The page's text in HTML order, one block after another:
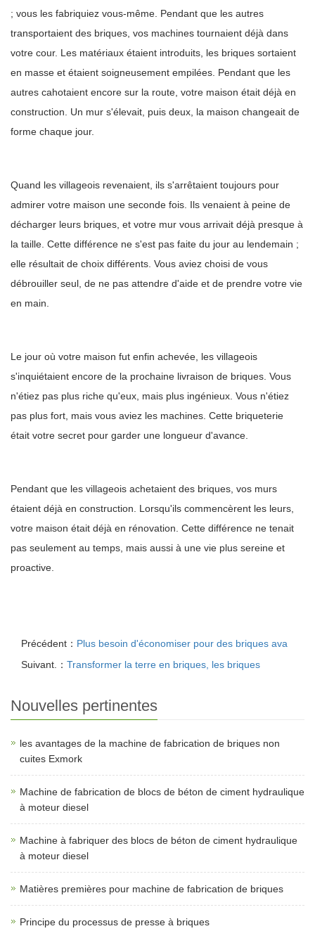
; vous les fabriquiez vous-même. Pendant que les autres
transportaient des briques, vos machines tournaient déjà dans
votre cour. Les matériaux étaient introduits, les briques sortaient
en masse et étaient soigneusement empilées. Pendant que les
autres cahotaient encore sur la route, votre maison était déjà en
construction. Un mur s'élevait, puis deux, la maison changeait de
forme chaque jour.
Quand les villageois revenaient, ils s'arrêtaient toujours pour
admirer votre maison une seconde fois. Ils venaient à peine de
décharger leurs briques, et votre mur vous arrivait déjà presque à
la taille. Cette différence ne s'est pas faite du jour au lendemain ;
elle résultait de choix différents. Vous aviez choisi de vous
débrouiller seul, de ne pas attendre d'aide et de prendre votre vie
en main.
Le jour où votre maison fut enfin achevée, les villageois
s'inquiétaient encore de la prochaine livraison de briques. Vous
n'étiez pas plus riche qu'eux, mais plus ingénieux. Vous n'étiez
pas plus fort, mais vous aviez les machines. Cette briqueterie
était votre secret pour garder une longueur d'avance.
Pendant que les villageois achetaient des briques, vos murs
étaient déjà en construction. Lorsqu'ils commencèrent les leurs,
votre maison était déjà en rénovation. Cette différence ne tenait
pas seulement au temps, mais aussi à une vie plus sereine et
proactive.
Précédent： Plus besoin d'économiser pour des briques ava
Suivant.： Transformer la terre en briques, les briques
Nouvelles pertinentes
les avantages de la machine de fabrication de briques non
cuites Exmork
Machine de fabrication de blocs de béton de ciment hydraulique
à moteur diesel
Machine à fabriquer des blocs de béton de ciment hydraulique
à moteur diesel
Matières premières pour machine de fabrication de briques
Principe du processus de presse à briques